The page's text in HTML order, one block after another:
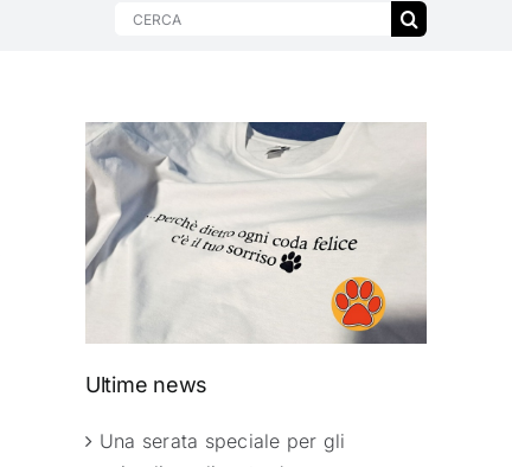
Search
Ultime news
Una serata speciale per gli